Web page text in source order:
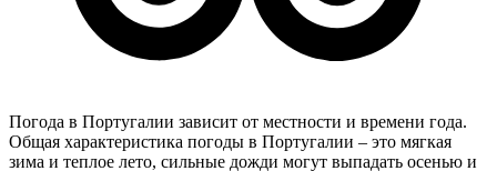
Погода в Португалии зависит от местности и времени года.
Общая характеристика погоды в Португалии – это мягкая
зима и теплое лето, сильные дожди могут выпадать осенью и